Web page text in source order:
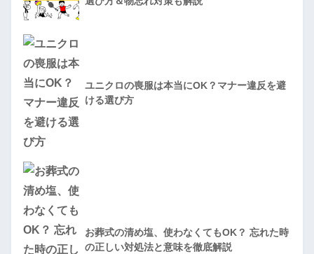
ユニクロの喪服は本当にOK？マナー違反を避
ける選び方
お葬式の清め塩、使わなくてもOK？ 忘れた時
の正しい対処法と意味を徹底解説